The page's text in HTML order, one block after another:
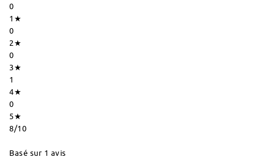
0
1★
0
2★
0
3★
1
4★
0
5★
8/10
Basé sur 1 avis